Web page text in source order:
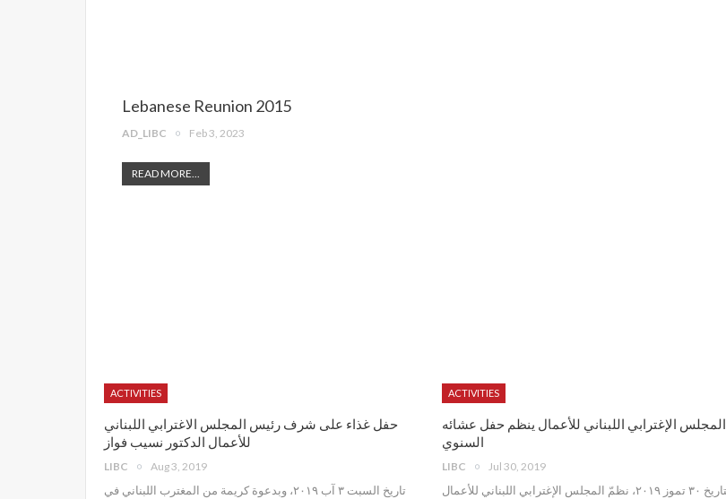
Lebanese Reunion 2015
AD_LIBC Feb 3, 2023
READ MORE...
ACTIVITIES
حفل غذاء على شرف رئيس المجلس الاغترابي اللبناني
للأعمال الدكتور نسيب فواز
LIBC Aug 3, 2019
تاريخ السبت ٣ آب ٢٠١٩، وبدعوة كريمة من المغترب اللبناني في
ACTIVITIES
المجلس الإغترابي اللبناني للأعمال ينظم حفل عشائه
السنوي
LIBC Jul 30, 2019
بتاريخ ٣٠ تموز ٢٠١٩، نظمّ المجلس الإغترابي اللبناني للأعمال